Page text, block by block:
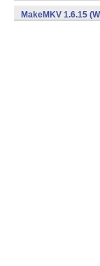
MakeMKV 1.6.15